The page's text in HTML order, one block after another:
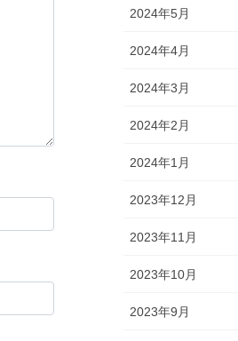
2024年5月
2024年4月
2024年3月
2024年2月
2024年1月
2023年12月
2023年11月
2023年10月
2023年9月